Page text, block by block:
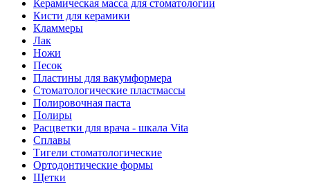
Керамическая масса для стоматологии
Кисти для керамики
Кламмеры
Лак
Ножи
Песок
Пластины для вакумформера
Стоматологические пластмассы
Полировочная паста
Полиры
Расцветки для врача - шкала Vita
Сплавы
Тигели стоматологические
Ортодонтические формы
Щетки